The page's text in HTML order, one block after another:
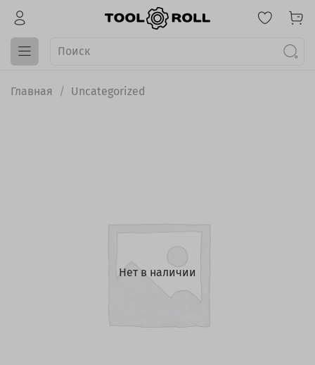
Главная Uncategorized
Нет в наличии